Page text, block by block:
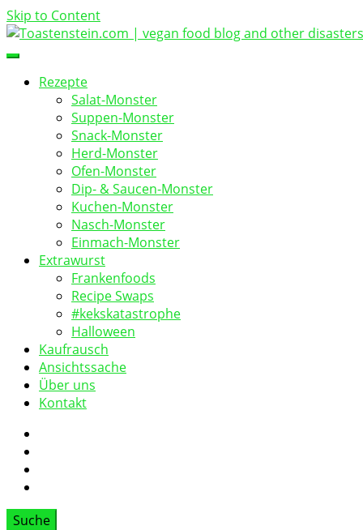
Skip to Content
Toastenstein.com
vegan food blog
Rezepte
Salat-Monster
Suppen-Monster
Snack-Monster
Herd-Monster
Ofen-Monster
Dip- & Saucen-Monster
Kuchen-Monster
Nasch-Monster
Einmach-Monster
Extrawurst
Frankenfoods
Recipe Swaps
#kekskatastrophe
Halloween
Kaufrausch
Ansichtssache
Über uns
Kontakt
Suche